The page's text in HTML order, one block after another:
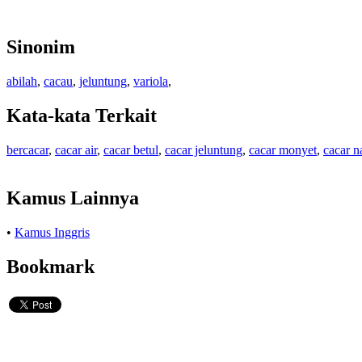
Sinonim
abilah, cacau, jeluntung, variola,
Kata-kata Terkait
bercacar, cacar air, cacar betul, cacar jeluntung, cacar monyet, cacar
Kamus Lainnya
• Kamus Inggris
Bookmark